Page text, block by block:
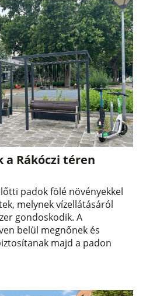
a Rákóczi téren
padok fölé növényekkel
melynek vízellátásáról
gondoskodik. A
belül megnőnek és
majd a padon